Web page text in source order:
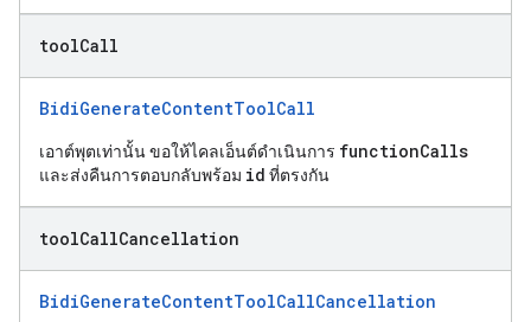
toolCall
BidiGenerateContentToolCall
เอาต์พุตเท่านั้น ขอให้ไคลเอ็นต์ดำเนินการ functionCalls
และส่งคืนการตอบกลับพร้อม id ที่ตรงกัน
toolCallCancellation
BidiGenerateContentToolCallCancellation